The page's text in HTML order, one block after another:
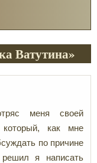
Ватутина»
меня своей
который, как мне
по причине
решил я написать